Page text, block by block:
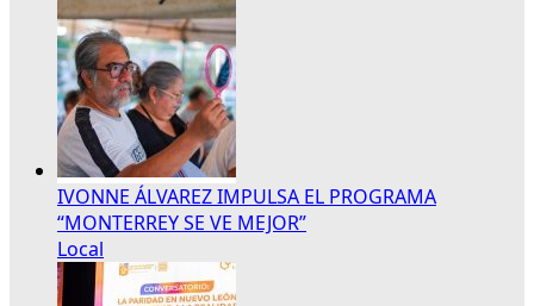
IVONNE ÁLVAREZ IMPULSA EL PROGRAMA
“MONTERREY SE VE MEJOR”
Local